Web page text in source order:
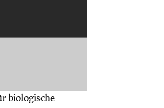
biologische